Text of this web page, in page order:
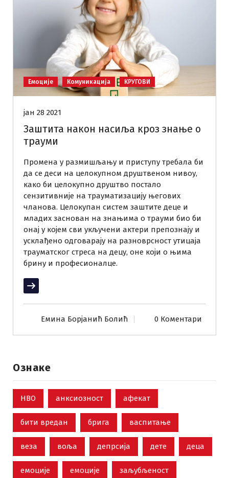
Емоције Комуникација КРУГОВИ
јан 28 2021
Заштита након насиља кроз знање о
трауми
Промена у размишљању и приступу требала би
да се деси на целокупном друштвеном нивоу,
како би целокупно друштво постало
сензитивније на трауматизацију његових
чланова. Целокупан систем заштите деце и
младих заснован на знањима о трауми био би
онај у којем сви укључени актери препознају и
усклађено одговарају на разноврсност утицаја
трауматског стреса на децу, оне који о њима
брину и професионалце.
Прочитај више
Емина Борјанић Болић 0 Коментари
Ознаке
НВО анксиозност афекат
бити вредан брига васпитање
веза воља депрсија дете деца
емоције емоције заљубљеност